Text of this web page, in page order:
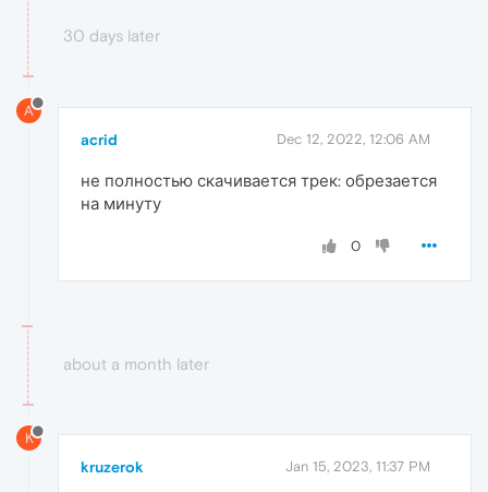
30 days later
A
acrid Dec 12, 2022, 12:06 AM
не полностью скачивается трек: обрезается
на минуту
0
about a month later
K
kruzerok Jan 15, 2023, 11:37 PM